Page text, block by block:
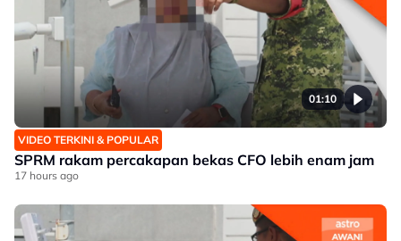
01:10
VIDEO TERKINI & POPULAR
SPRM rakam percakapan bekas CFO lebih enam jam
17 hours ago